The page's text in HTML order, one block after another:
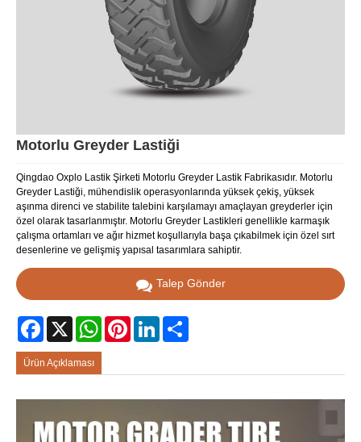
Motorlu Greyder Lastiği
Qingdao Oxplo Lastik Şirketi Motorlu Greyder Lastik Fabrikasıdır. Motorlu
Greyder Lastiği, mühendislik operasyonlarında yüksek çekiş, yüksek
aşınma direnci ve stabilite talebini karşılamayı amaçlayan greyderler için
özel olarak tasarlanmıştır. Motorlu Greyder Lastikleri genellikle karmaşık
çalışma ortamları ve ağır hizmet koşullarıyla başa çıkabilmek için özel sırt
desenlerine ve gelişmiş yapısal tasarımlara sahiptir.
Talep Gönder
Facebook
X WhatsAppPinterestLinkedIn
Ürün Açıklaması